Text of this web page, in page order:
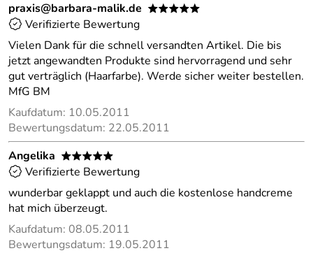
praxis@barbara-malik.de
*****
Verifizierte Bewertung
Vielen Dank für die schnell versandten Artikel. Die bis
jetzt angewandten Produkte sind hervorragend und sehr
gut verträglich (Haarfarbe). Werde sicher weiter bestellen.
MfG BM
Kaufdatum: 10.05.2011
Bewertungsdatum: 22.05.2011
Angelika
*****
Verifizierte Bewertung
wunderbar geklappt und auch die kostenlose handcreme
hat mich überzeugt.
Kaufdatum: 08.05.2011
Bewertungsdatum: 19.05.2011